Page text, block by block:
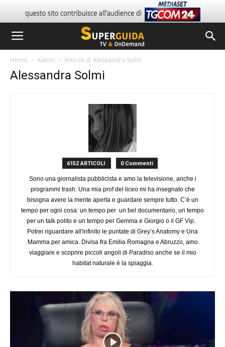
Home Autori Articoli di Alessandra Solmi
Alessandra Solmi
6152 ARTICOLI 0 Commenti
Sono una giornalista pubblicista e amo la televisione, anche i
programmi trash. Una mia prof del liceo mi ha insegnato che
bisogna avere la mente aperta e guardare sempre tutto. C’è un
tempo per ogni cosa: un tempo per un bel documentario, un tempo
per un talk polito e un tempo per Gemma e Giorgio o il GF Vip.
Potrei riguardare all'infinito le puntate di Grey’s Anatomy e Una
Mamma per amica. Divisa fra Emilia Romagna e Abruzzo, amo
viaggiare e scoprire piccoli angoli di Paradiso anche se il mio
habitat naturale è la spiaggia.